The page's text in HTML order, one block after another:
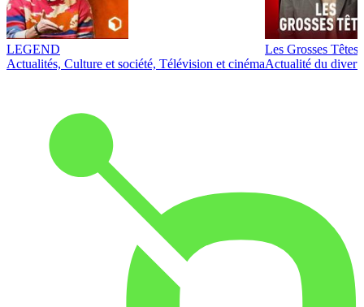
LEGEND
Actualités, Culture et société, Télévision et cinéma
Les Grosses Têtes
Actualité du